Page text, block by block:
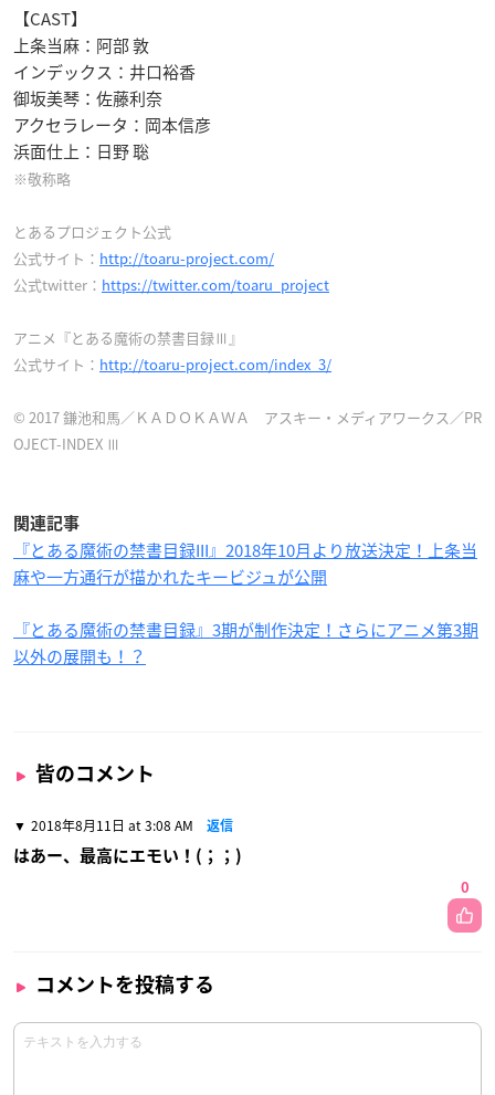
【CAST】
上条当麻：阿部 敦
インデックス：井口裕香
御坂美琴：佐藤利奈
アクセラレータ：岡本信彦
浜面仕上：日野 聡
※敬称略
とあるプロジェクト公式
公式サイト： http://toaru-project.com/
公式twitter： https://twitter.com/toaru_project
アニメ『とある魔術の禁書目録Ⅲ』
公式サイト： http://toaru-project.com/index_3/
© 2017 鎌池和馬／ＫＡＤＯＫＡＷＡ アスキー・メディアワークス／PR
OJECT-INDEX Ⅲ
関連記事
『とある魔術の禁書目録III』2018年10月より放送決定！上条当
麻や一方通行が描かれたキービジュが公開
『とある魔術の禁書目録』3期が制作決定！さらにアニメ第3期
以外の展開も！？
皆のコメント
2018年8月11日 at 3:08 AM 返信
はあー、最高にエモい！(；；)
0
コメントを投稿する